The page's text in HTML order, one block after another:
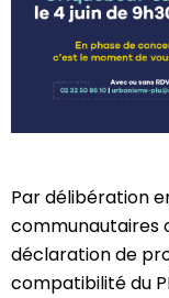
Par délibération
communautaires
déclaration de
compatibilité du